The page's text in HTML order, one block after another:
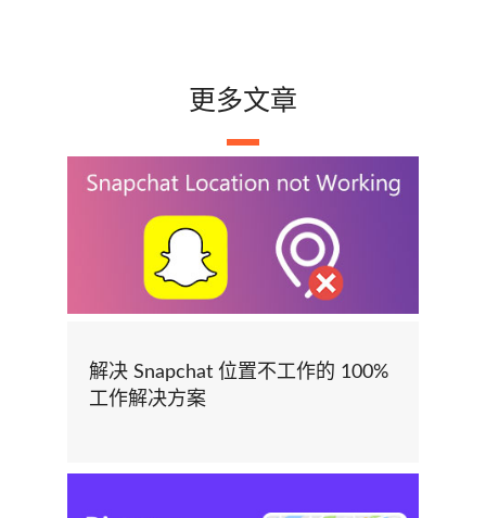
更多文章
解决 Snapchat 位置不工作的 100%
工作解决方案